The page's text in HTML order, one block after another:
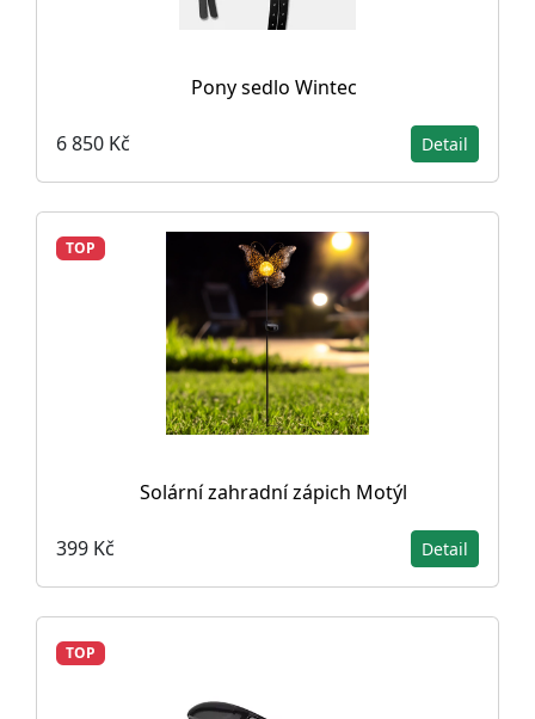
Pony sedlo Wintec
6 850 Kč Detail
TOP
Solární zahradní zápich Motýl
399 Kč Detail
TOP